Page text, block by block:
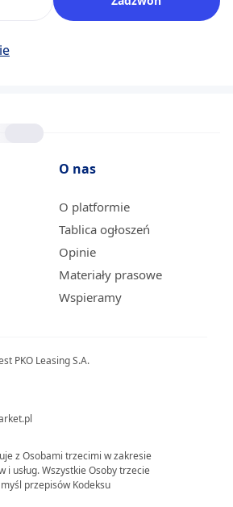
PKO Leasing S.A.
z Osobami trzecimi w zakresie
i usług. Wszystkie Osoby trzecie
przepisów Kodeksu
O nas
O platformie
Tablica ogłoszeń
Opinie
Materiały prasowe
Wspieramy